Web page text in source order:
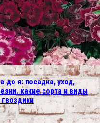
до я: посадка, уход,
какие сорта и виды